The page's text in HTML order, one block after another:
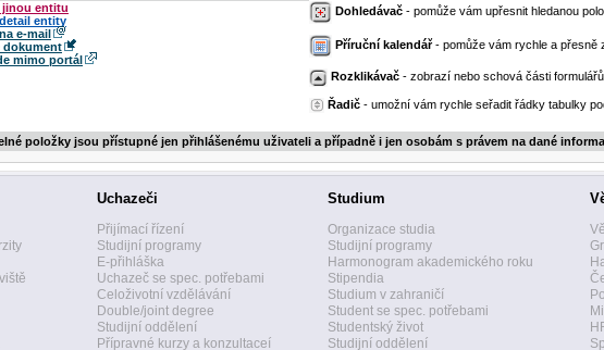
jinou entitu
entity
e-mail
dokument
mimo portál
Dohledávač - pomůže vám upřesnit hledanou
Příruční kalendář- pomůže vám rychle a přesně
Rozklikávač - zobrazí nebo schová části
Řadič - umožní vám rychle seřadit řádky tabulky
položky jsou přístupné jen přihlášenému uživateli a případně i jen osobám s právem na dané
Uchazeči
Přijímací řízení
Studijní programy
E-přihláška
Uchazeč se spec. potřebami
Celoživotní vzdělávání
Double/joint degree
Studijní oddělení
Přípravné kurzy a konzultaceí
Studium
Organizace studia
Studijní programy
Harmonogram akademického roku
Stipendia
Studium v zahraničí
Student se spec. potřebami
Studentský život
Studijní oddělení